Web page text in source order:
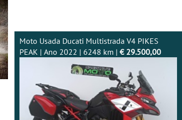
Moto Usada Ducati Multistrada V4 PIKES
PEAK | Ano 2022 | 6248 km | € 29.500,00